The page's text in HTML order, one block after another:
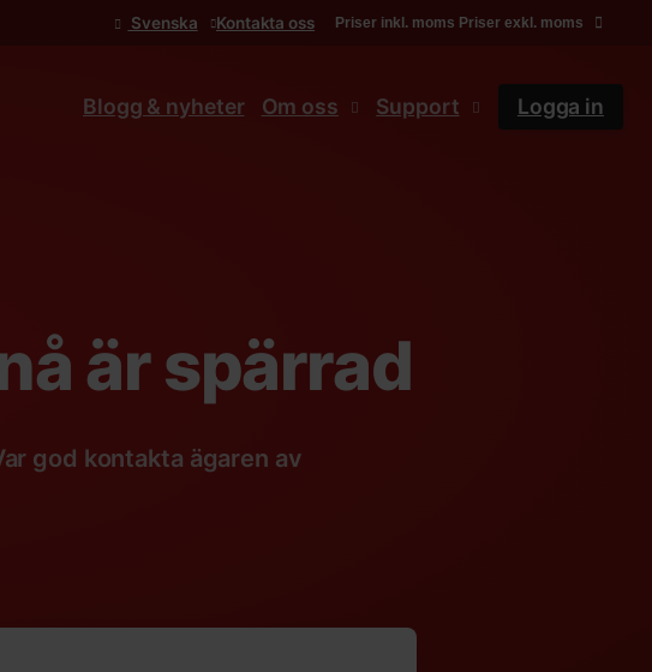
Svenska Kontakta oss Priser inkl. moms Priser exkl. moms
Blogg & nyheter Om oss Support Logga in
är spärrad
god kontakta ägaren av